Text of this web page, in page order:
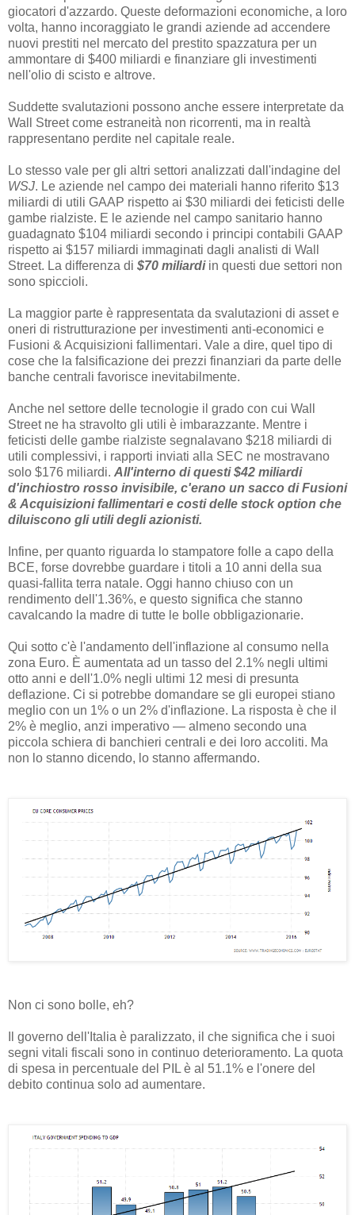
giocatori d'azzardo. Queste deformazioni economiche, a loro
volta, hanno incoraggiato le grandi aziende ad accendere
nuovi prestiti nel mercato del prestito spazzatura per un
ammontare di $400 miliardi e finanziare gli investimenti
nell'olio di scisto e altrove.
Suddette svalutazioni possono anche essere interpretate da
Wall Street come estraneità non ricorrenti, ma in realtà
rappresentano perdite nel capitale reale.
Lo stesso vale per gli altri settori analizzati dall'indagine del
WSJ. Le aziende nel campo dei materiali hanno riferito $13
miliardi di utili GAAP rispetto ai $30 miliardi dei feticisti delle
gambe rialziste. E le aziende nel campo sanitario hanno
guadagnato $104 miliardi secondo i principi contabili GAAP
rispetto ai $157 miliardi immaginati dagli analisti di Wall
Street. La differenza di $70 miliardiin questi due settori non
sono spiccioli.
La maggior parte è rappresentata da svalutazioni di asset e
oneri di ristrutturazione per investimenti anti-economici e
Fusioni & Acquisizioni fallimentari. Vale a dire, quel tipo di
cose che la falsificazione dei prezzi finanziari da parte delle
banche centrali favorisce inevitabilmente.
Anche nel settore delle tecnologie il grado con cui Wall
Street ne ha stravolto gli utili è imbarazzante. Mentre i
feticisti delle gambe rialziste segnalavano $218 miliardi di
utili complessivi, i rapporti inviati alla SEC ne mostravano
solo $176 miliardi. All'interno di questi $42 miliardi
d'inchiostro rosso invisibile, c'erano un sacco di Fusioni
& Acquisizioni fallimentari e costi delle stock option che
diluiscono gli utili degli azionisti.
Infine, per quanto riguarda lo stampatore folle a capo della
BCE, forse dovrebbe guardare i titoli a 10 anni della sua
quasi-fallita terra natale. Oggi hanno chiuso con un
rendimento dell'1.36%, e questo significa che stanno
cavalcando la madre di tutte le bolle obbligazionarie.
Qui sotto c'è l'andamento dell'inflazione al consumo nella
zona Euro. È aumentata ad un tasso del 2.1% negli ultimi
otto anni e dell'1.0% negli ultimi 12 mesi di presunta
deflazione. Ci si potrebbe domandare se gli europei stiano
meglio con un 1% o un 2% d'inflazione. La risposta è che il
2% è meglio, anzi imperativo — almeno secondo una
piccola schiera di banchieri centrali e dei loro accoliti. Ma
non lo stanno dicendo, lo stanno affermando.
Non ci sono bolle, eh?
Il governo dell'Italia è paralizzato, il che significa che i suoi
segni vitali fiscali sono in continuo deterioramento. La quota
di spesa in percentuale del PIL è al 51.1% e l'onere del
debito continua solo ad aumentare.